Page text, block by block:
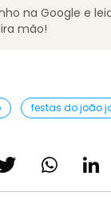
na Google e
mão!
festas do joão